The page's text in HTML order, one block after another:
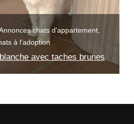
chats d'appartement
à l'adoption
avec taches brunes